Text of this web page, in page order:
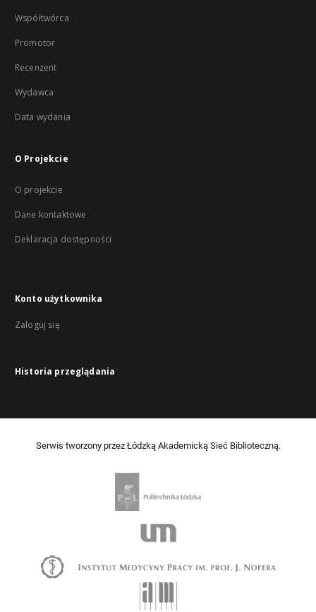
Współtwórca
Promotor
Recenzent
Wydawca
Data wydania
O Projekcie
O projekcie
Dane kontaktowe
Deklaracja dostępności
Konto użytkownika
Zaloguj się
Historia przeglądania
Serwis tworzony przez Łódzką Akademicką Sieć Biblioteczną.